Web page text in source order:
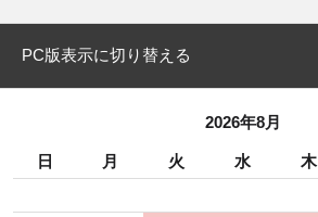
PC版表示に切り替える
2026年8月
日 月 火 水 木